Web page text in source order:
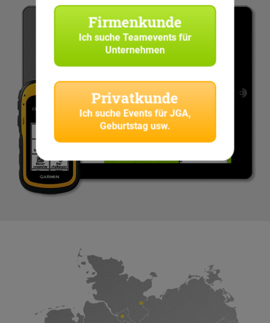
Firmenkunde
Ich sucheTeamevents für
Unternehmen
Privatkunde
Ich suche Events für JGA,
Geburtstag usw.